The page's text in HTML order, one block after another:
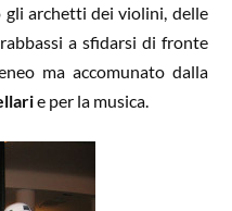
gli archetti dei violini, delle
a sfidarsi di fronte
ma accomunato dalla
e per la musica.